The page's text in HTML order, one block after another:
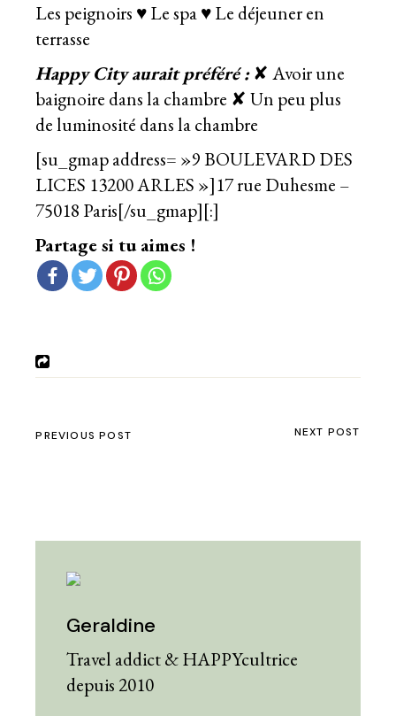
Les peignoirs ♥ Le spa ♥ Le déjeuner en
terrasse
Happy City aurait préféré :✘ Avoir une
baignoire dans la chambre ✘ Un peu plus
de luminosité dans la chambre
[su_gmap address= »9 BOULEVARD DES
LICES 13200 ARLES »]17 rue Duhesme –
75018 Paris[/su_gmap][:]
Partage si tu aimes !
PREVIOUS POST NEXT POST
Geraldine
Travel addict & HAPPYcultrice
depuis 2010